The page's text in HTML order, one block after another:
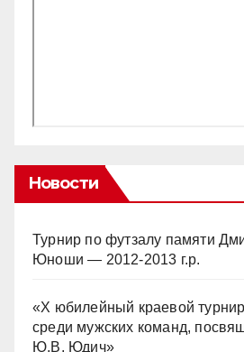
Новости
Турнир по футзалу памяти
Юноши — 2012-2013 г.р.
«Х юбилейный краевой
среди мужских команд,
Ю.В. Юдич»